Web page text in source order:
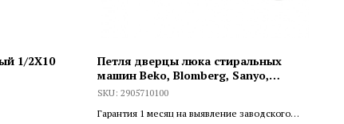
1/2X10
Петля дверцы люка стиральных
машин Beko, Blomberg, Sanyo,
2905710100
SKU: 2905710100
Гарантия 1 месяц на выявление заводского